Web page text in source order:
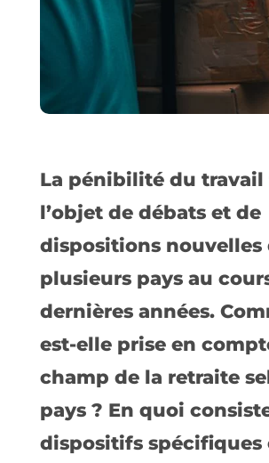
La pénibilité du
l’objet de débats et de
dispositions nouvelles
plusieurs pays au
dernières années.
est-elle prise en
champ de la retraite
pays ? En quoi
dispositifs spécifiques